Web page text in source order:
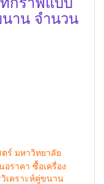
นาน จำนวน
ร์ มหาวิทยาลัย
อราคา ซื้อเครื่อง
เคราะห์คู่ขนาน